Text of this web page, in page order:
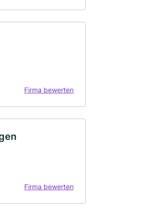
Firma bewerten
Firma bewerten